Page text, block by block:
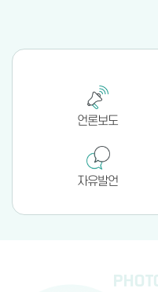
언론보도
자유발언